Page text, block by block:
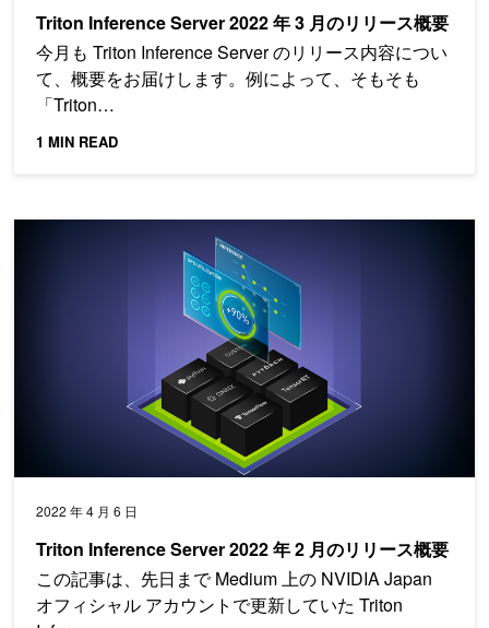
Triton Inference Server 2022 年 3 月のリリース概要
今月も Triton Inference Server のリリース内容につい
て、概要をお届けします。例によって、そもそも
「Triton…
1 MIN READ
2022 年 4 月 6 日
Triton Inference Server 2022 年 2 月のリリース概要
この記事は、先日まで Medium 上の NVIDIA Japan
オフィシャル アカウントで更新していた Triton
Triton Inference Server 2022 年 2 月のリリース概要